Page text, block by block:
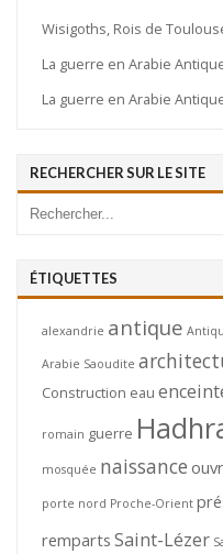
Wisigoths, Rois de
La guerre en Arabie
La guerre en Arabie
RECHERCHER SUR LE SITE
ÉTIQUETTES
alexandrie antique
Arabie Saoudite
Construction eau
romain guerre
mosquée naissance
porte nord Proche-Orient
remparts Saint-Lézer